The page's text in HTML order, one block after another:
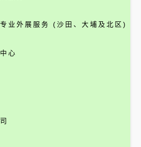
业外展服务 (沙田、大埔及北区)
心